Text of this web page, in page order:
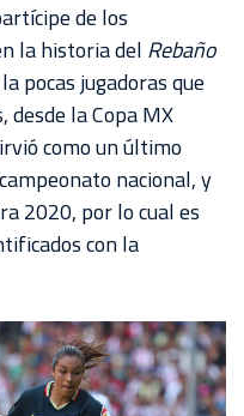
de los
la historia del Rebaño
pocas jugadoras que
desde la Copa MX
como un último
nacional, y
2020, por lo cual es
con la